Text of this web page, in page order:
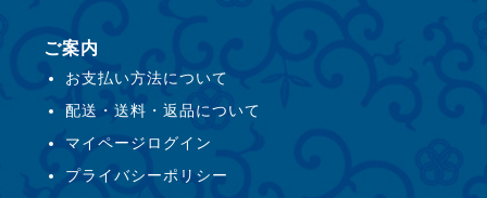
ご案内
お支払い方法について
配送・送料・返品について
マイページログイン
プライバシーポリシー